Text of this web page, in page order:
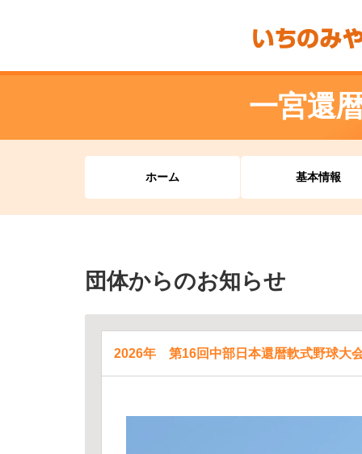
一宮還
ホーム 基本情報
団体からのお知らせ
2026年 第16回中部日本還暦軟式野球大